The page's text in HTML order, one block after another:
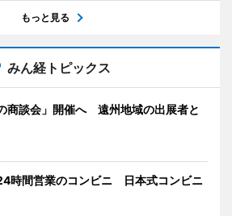
もっと見る
みん経トピックス
商談会」開催へ 遠州地域の出展者と
時間営業のコンビニ 日本式コンビニ